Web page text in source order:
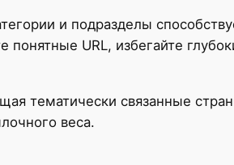
и подразделы
понятные URL, избегайте
тематически связанные
веса.